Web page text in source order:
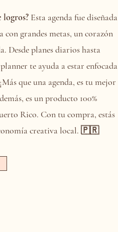
logros? Esta agenda fue diseñada
con grandes metas, un corazón
Desde planes diarios hasta
te ayuda a estar enfocada
que una agenda, es tu mejor
es un producto 100%
Rico. Con tu compra, estás
creativa local. 🇵🇷